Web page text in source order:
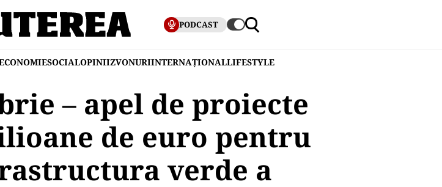
PODCAST
SOCIALOPINIIZVONURIINTERNAȚIONALLIFESTYLE
– apel de proiecte
de euro pentru
verde a